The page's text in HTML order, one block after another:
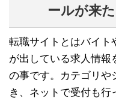
ン
ールが来
転職サイトとはバイト
が出している求人情報
の事です。カテゴリや
き、ネットで受付も行